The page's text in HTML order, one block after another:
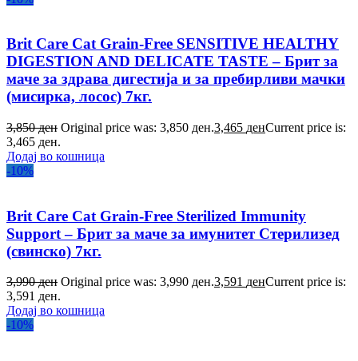
Brit Care Cat Grain-Free SENSITIVE HEALTHY
DIGESTION AND DELICATE TASTE – Брит за
маче за здрава дигестија и за пребирливи мачки
(мисирка, лосос) 7кг.
3,850ден Original price was: 3,850 ден.3,465 денCurrent price is:
3,465 ден.
Додај во кошница
-10%
Brit Care Cat Grain-Free Sterilized Immunity
Support – Брит за маче за имунитет Стерилизед
(свинско) 7кг.
3,990ден Original price was: 3,990 ден.3,591 денCurrent price is:
3,591 ден.
Додај во кошница
-10%